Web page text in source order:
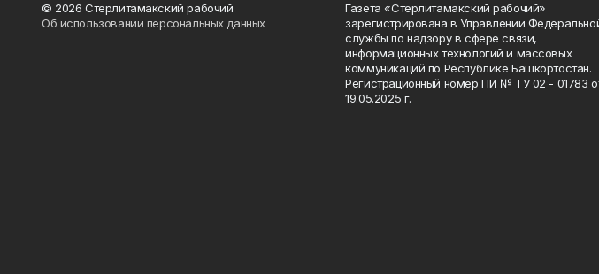
© 2026 Стерлитамакский рабочий
Об использовании персональных данных
Газета «Стерлитамакский рабочий»
зарегистрирована в Управлении
службы по надзору в сфере связи,
информационных технологий и массовых
коммуникаций по Республике Башкортостан.
Регистрационный номер ПИ № ТУ 02 - 01783
19.05.2025 г.